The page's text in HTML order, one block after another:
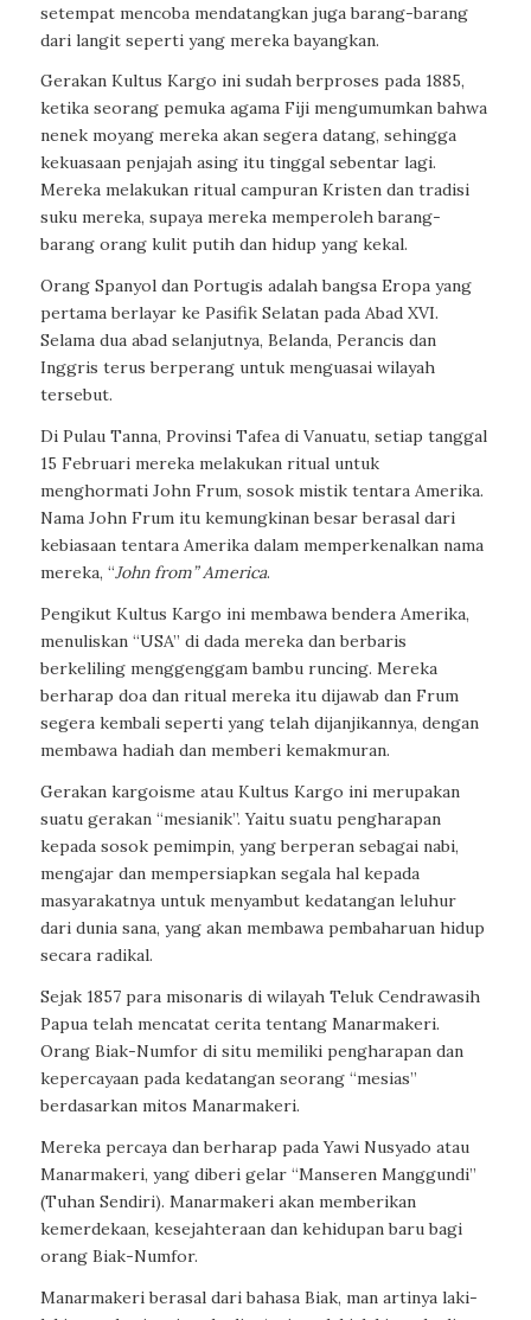
setempat mencoba mendatangkan juga barang-barang
dari langit seperti yang mereka bayangkan.
Gerakan Kultus Kargo ini sudah berproses pada 1885,
ketika seorang pemuka agama Fiji mengumumkan bahwa
nenek moyang mereka akan segera datang, sehingga
kekuasaan penjajah asing itu tinggal sebentar lagi.
Mereka melakukan ritual campuran Kristen dan tradisi
suku mereka, supaya mereka memperoleh barang-
barang orang kulit putih dan hidup yang kekal.
Orang Spanyol dan Portugis adalah bangsa Eropa yang
pertama berlayar ke Pasifik Selatan pada Abad XVI.
Selama dua abad selanjutnya, Belanda, Perancis dan
Inggris terus berperang untuk menguasai wilayah
tersebut.
Di Pulau Tanna, Provinsi Tafea di Vanuatu, setiap tanggal
15 Februari mereka melakukan ritual untuk
menghormati John Frum, sosok mistik tentara Amerika.
Nama John Frum itu kemungkinan besar berasal dari
kebiasaan tentara Amerika dalam memperkenalkan nama
mereka, “John from” America.
Pengikut Kultus Kargo ini membawa bendera Amerika,
menuliskan “USA” di dada mereka dan berbaris
berkeliling menggenggam bambu runcing. Mereka
berharap doa dan ritual mereka itu dijawab dan Frum
segera kembali seperti yang telah dijanjikannya, dengan
membawa hadiah dan memberi kemakmuran.
Gerakan kargoisme atau Kultus Kargo ini merupakan
suatu gerakan “mesianik”. Yaitu suatu pengharapan
kepada sosok pemimpin, yang berperan sebagai nabi,
mengajar dan mempersiapkan segala hal kepada
masyarakatnya untuk menyambut kedatangan leluhur
dari dunia sana, yang akan membawa pembaharuan hidup
secara radikal.
Sejak 1857 para misonaris di wilayah Teluk Cendrawasih
Papua telah mencatat cerita tentang Manarmakeri.
Orang Biak-Numfor di situ memiliki pengharapan dan
kepercayaan pada kedatangan seorang “mesias”
berdasarkan mitos Manarmakeri.
Mereka percaya dan berharap pada Yawi Nusyado atau
Manarmakeri, yang diberi gelar “Manseren Manggundi”
(Tuhan Sendiri). Manarmakeri akan memberikan
kemerdekaan, kesejahteraan dan kehidupan baru bagi
orang Biak-Numfor.
Manarmakeri berasal dari bahasa Biak, man artinya laki-